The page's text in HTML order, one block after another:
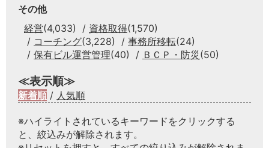
その他
経営(4,033) 資格取得(1,570)
コーチング(3,228) 事務所移転(24)
保有ビル運営管理(40) ＢＣＰ・防災 (50)
≪表示順≫
新着順 / 人気順
※ハイライトされているキーワードをクリックする
と、絞込みが解除されます。